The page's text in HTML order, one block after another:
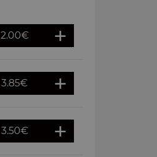
2.00€
3.85€
3.50€